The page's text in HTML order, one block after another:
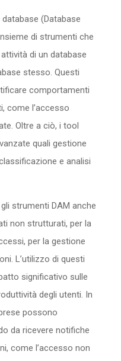
(Database
di strumenti che
di un database
stesso. Questi
comportamenti
come l’accesso
Oltre a ciò, i tool
quali gestione
e analisi
strumenti DAM anche
non strutturati, per la
per la gestione
L’utilizzo di questi
significativo sulle
degli utenti. In
possono
da ricevere notifiche
come l’accesso non